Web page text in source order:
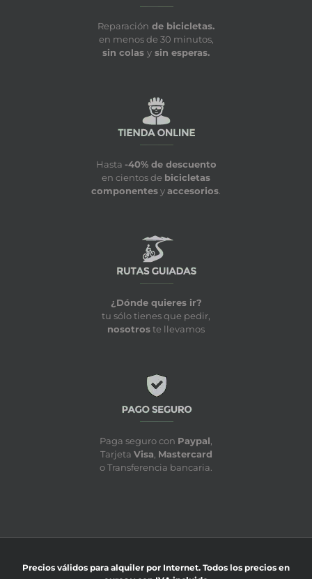
Reparación de bicicletas.
en menos de 30 minutos,
sin colas y sin esperas.
Hasta -40% de descuento
en cientos de bicicletas
componentesyaccesorios
¿Dónde quieres ir?
tu sólo tienes que pedir,
nosotroste llevamos
Paga seguro con Paypal
Tarjeta Visa Mastercard
o Transferencia bancaria.
Precios válidos para alquiler por Internet. Todos los precios en